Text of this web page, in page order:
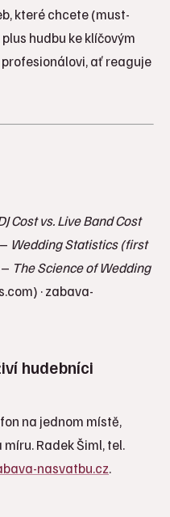
které chcete (must-
hudbu ke klíčovým
ať reaguje
Cost vs. Live Band Cost
Wedding Statistics (first
The Science of Wedding
· zabava-
hudebníci
na jednom místě,
Radek Šiml, tel.
nasvatbu.cz.